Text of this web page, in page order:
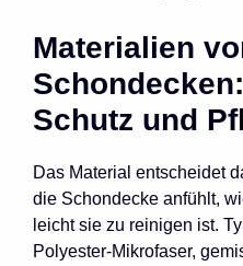
Materialien
Schutz und
Das Material entscheidet
die Schondecke anfühlt,
leicht sie zu reinigen ist.
Polyester-Mikrofaser,